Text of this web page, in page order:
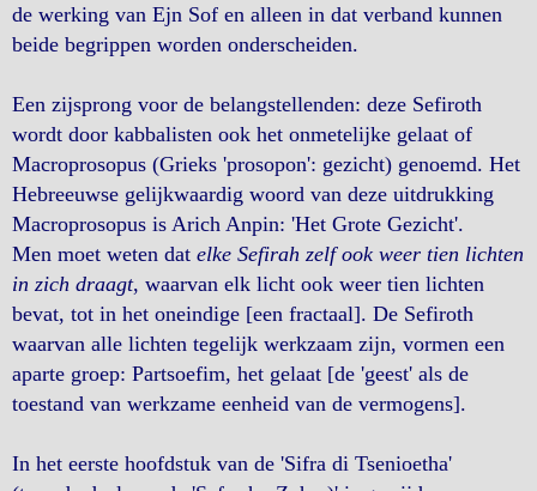
de werking van Ejn Sof en alleen in dat verband kunnen
beide begrippen worden onderscheiden.
Een zijsprong voor de belangstellenden: deze Sefiroth
wordt door kabbalisten ook het onmetelijke gelaat of
Macroprosopus (Grieks 'prosopon': gezicht) genoemd. Het
Hebreeuwse gelijkwaardig woord van deze uitdrukking
Macroprosopus is Arich Anpin: 'Het Grote Gezicht'.
Men moet weten dat elke Sefirah zelf ook weer tien lichten
in zich draagt, waarvan elk licht ook weer tien lichten
bevat, tot in het oneindige [een fractaal]. De Sefiroth
waarvan alle lichten tegelijk werkzaam zijn, vormen een
aparte groep: Partsoefim, het gelaat [de 'geest' als de
toestand van werkzame eenheid van de vermogens].
In het eerste hoofdstuk van de 'Sifra di Tsenioetha'